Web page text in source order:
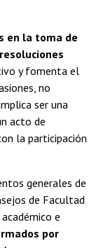
en la toma de
y fomenta el
no
ser una
acto de
la participación
generales de
de Facultad
e
por